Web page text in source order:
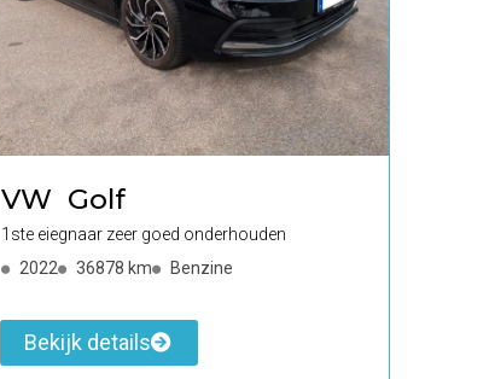
VW Golf
1ste eiegnaar zeer goed onderhouden
2022
36878 km Benzine
Bekijk details